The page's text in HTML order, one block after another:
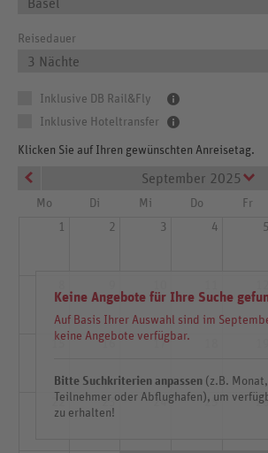
Basel
Reisedauer
3 Nächte
Inklusive DB Rail&Fly
Inklusive Hoteltransfer
Klicken Sie auf Ihren gewünschten Anreisetag.
Keine Angebote für Ihre Suche
Auf Basis Ihrer Auswahl sind im
keine Angebote verfügbar.
Bitte Suchkriterien anpassen (z.B.
Teilnehmer oder Abflughafen), um
zu erhalten!
September 2025
Mo Di Mi Do Fr
1
2 3 4 5
15 16 17
22 23 24 25